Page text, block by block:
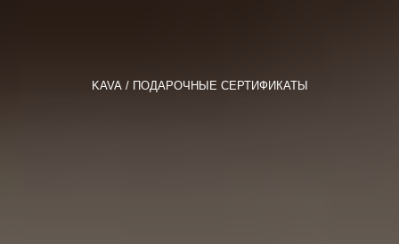
KAVA ПОДАРОЧНЫЕ СЕРТИФИКАТЫ